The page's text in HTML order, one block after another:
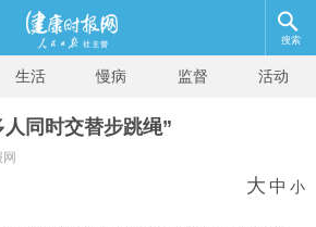
搜索
生活 慢病 监督 活动
同时交替步跳绳”
大 中 小